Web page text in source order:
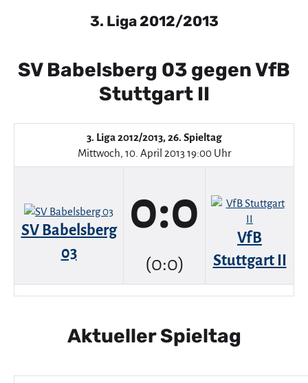
3. Liga 2012/2013
SV Babelsberg 03 gegen VfB
Stuttgart II
3. Liga 2012/2013, 26. Spieltag
Mittwoch, 10. April 2013 19:00 Uhr
SV Babelsberg
03
0:0
(0:0)
VfB
Stuttgart II
Aktueller Spieltag